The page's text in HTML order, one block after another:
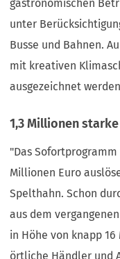
gastronomischen
unter
Busse und Bahnen.
mit kreativen
ausgezeichnet
1,3 Millionen
"Das
Millionen Euro
Spelthahn. Schon
aus dem
in Höhe von knapp
örtliche Händler und